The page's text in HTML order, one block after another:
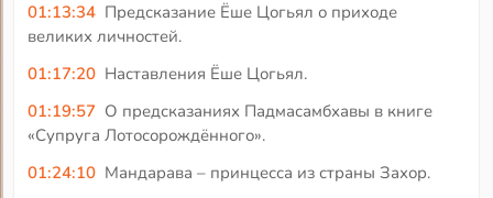
01:13:34 Предсказание Ёше Цогьял о приходе
великих личностей.
01:17:20 Наставления Ёше Цогьял.
01:19:57 О предсказаниях Падмасамбхавы в книге
«Супруга Лотосорождённого».
01:24:10 Мандарава – принцесса из страны Захор.